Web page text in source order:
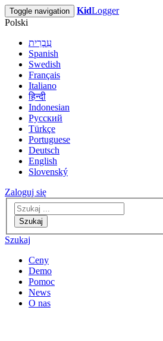
Toggle navigation KidLogger
Polski
עִבְרִית
Spanish
Swedish
Français
Italiano
हिन्दी
Indonesian
Русский
Türkçe
Portuguese
Deutsch
English
Slovenský
Zaloguj się
Szukaj
Szukaj
Ceny
Demo
Pomoc
News
O nas